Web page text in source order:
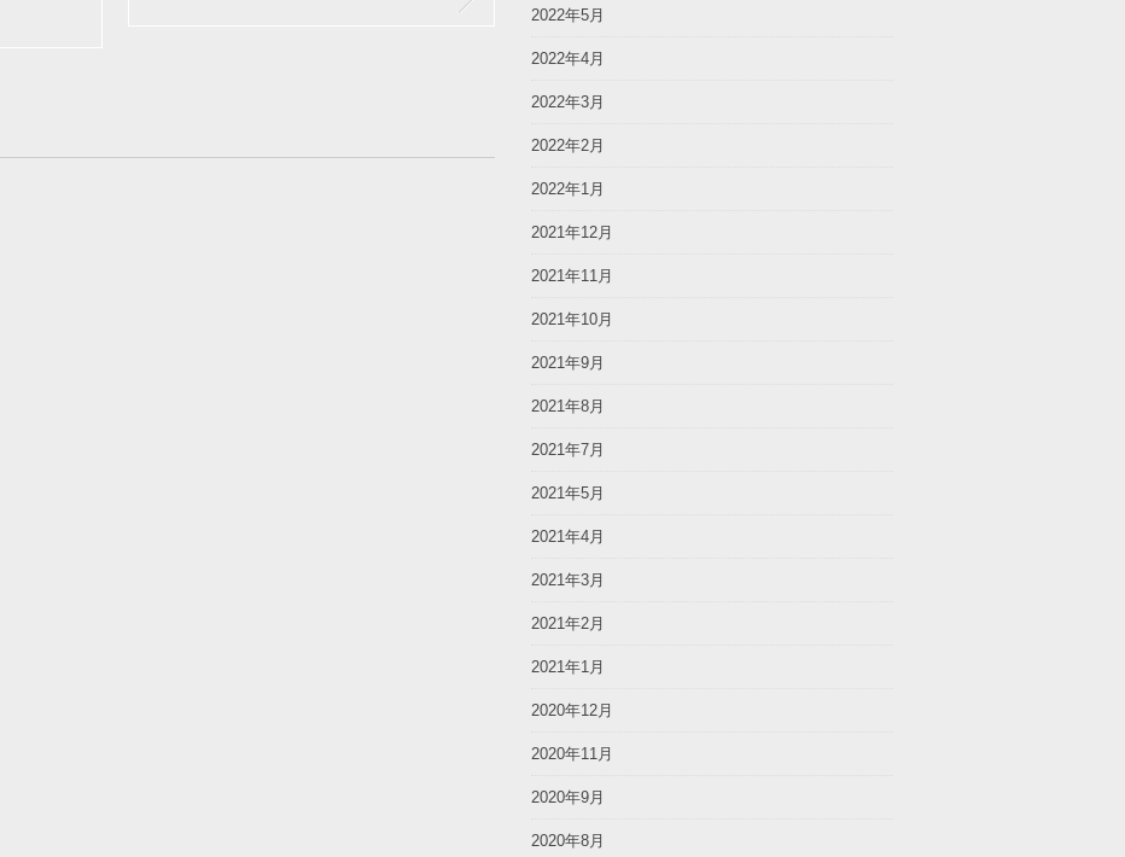
2022年5月
2022年4月
2022年3月
2022年2月
2022年1月
2021年12月
2021年11月
2021年10月
2021年9月
2021年8月
2021年7月
2021年5月
2021年4月
2021年3月
2021年2月
2021年1月
2020年12月
2020年11月
2020年9月
2020年8月